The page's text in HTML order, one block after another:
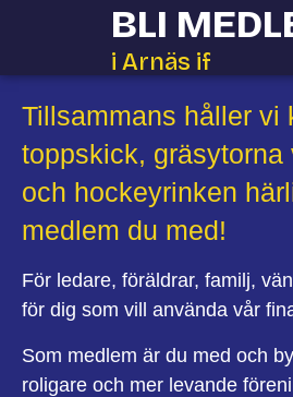
BLI
i Arnäs if
Tillsammans håller vi
toppskick, gräsytorna
och hockeyrinken
medlem du med!
För ledare, föräldrar, familj,
för dig som vill använda vår
Som medlem är du med och
roligare och mer levande